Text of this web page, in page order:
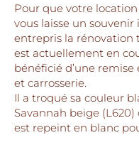
Pour que votre
vous laisse un
entrepris la rénovation
est actuellement en
bénéficié d’une
et carrosserie.
Il a troqué sa couleur
Savannah beige (L620)
est repeint en blanc